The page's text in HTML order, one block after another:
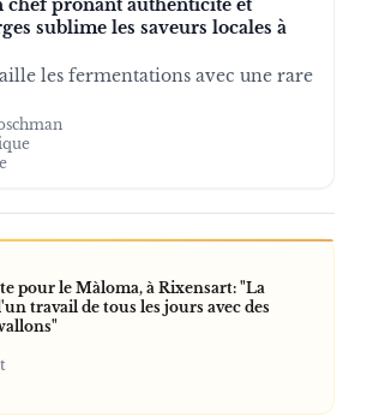
chef prônant authenticité et
sublime les saveurs locales à
les fermentations avec une rare
pour le Màloma, à Rixensart: "La
travail de tous les jours avec des